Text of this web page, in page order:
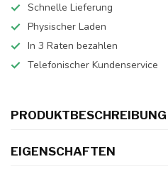
Schnelle Lieferung
Physischer Laden
In 3 Raten bezahlen
Telefonischer Kundenservice
PRODUKTBESCHREIBUNG
EIGENSCHAFTEN